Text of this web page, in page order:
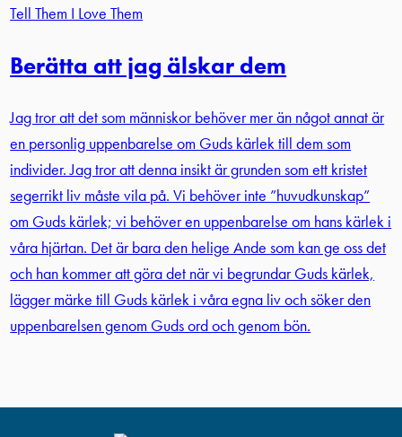
Berätta att jag älskar dem
Jag tror att det som människor behöver mer än något annat är
en personlig uppenbarelse om Guds kärlek till dem som
individer. Jag tror att denna insikt är grunden som ett kristet
segerrikt liv måste vila på. Vi behöver inte ”huvudkunskap”
om Guds kärlek; vi behöver en uppenbarelse om hans kärlek i
våra hjärtan. Det är bara den helige Ande som kan ge oss det
och han kommer att göra det när vi begrundar Guds kärlek,
lägger märke till Guds kärlek i våra egna liv och söker den
uppenbarelsen genom Guds ord och genom bön.